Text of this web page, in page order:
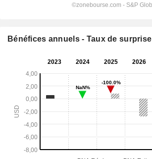
Bénéfices annuels - Taux de surprise